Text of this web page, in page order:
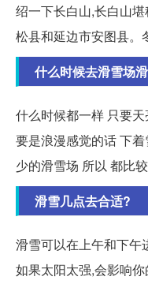
绍一下长白山,长白山
松县和延边市安图县。
什么时候去滑雪场
什么时候都一样 只要
要是浪漫感觉的话 下
少的滑雪场 所以 都比较
滑雪几点去合适?
滑雪可以在上午和下午
如果太阳太强,会影响